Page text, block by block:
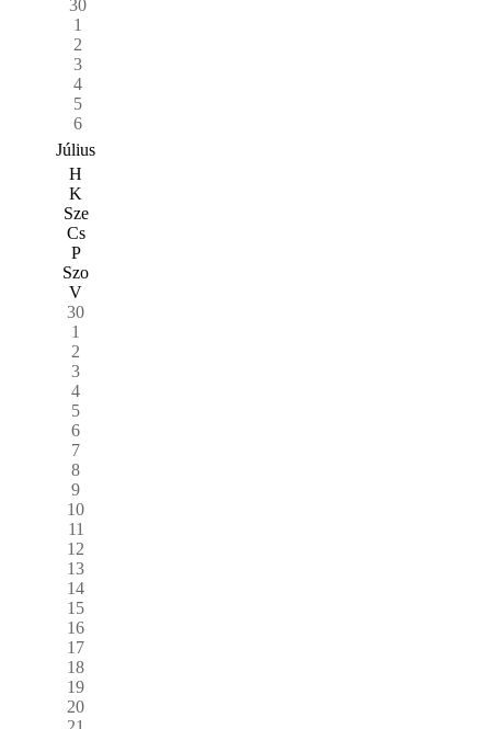
30
1
2
3
4
5
6
Július
H
K
Sze
Cs
P
Szo
V
30
1
2
3
4
5
6
7
8
9
10
11
12
13
14
15
16
17
18
19
20